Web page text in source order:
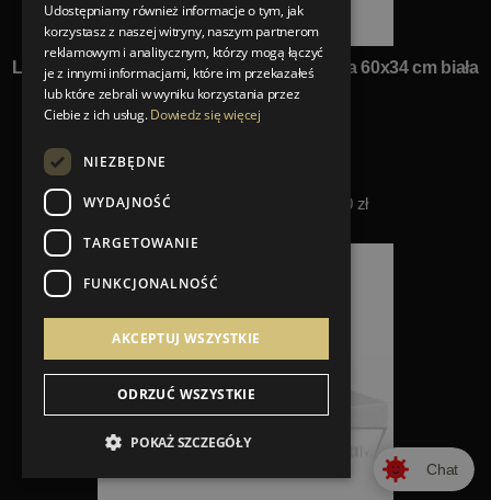
Laufen Living Square Umywalka nablatowa 60x34 cm biała
H 811434 000 112 1
Laufen
Nowa cena 2 029,50 zł
Najniższa cena z 30 dni: 2 706,00 zł
Chat
Udostępniamy również informacje o tym, jak
korzystasz z naszej witryny, naszym partnerom
reklamowym i analitycznym, którzy mogą łączyć
je z innymi informacjami, które im przekazałeś
lub które zebrali w wyniku korzystania przez
Ciebie z ich usług.Dowiedz się więcej
NIEZBĘDNE
WYDAJNOŚĆ
TARGETOWANIE
FUNKCJONALNOŚĆ
AKCEPTUJ WSZYSTKIE
ODRZUĆ WSZYSTKIE
POKAŻ SZCZEGÓŁY